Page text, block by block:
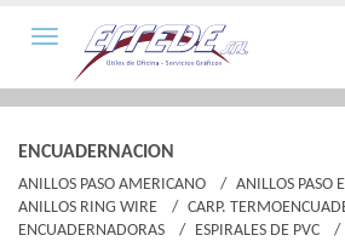
Toggle navigation
ENCUADERNACION
ANILLOS PASO AMERICANO
ANILLOS PASO
ANILLOS RING WIRE
CARP.
ENCUADERNADORAS
ESPIRALES DE PVC